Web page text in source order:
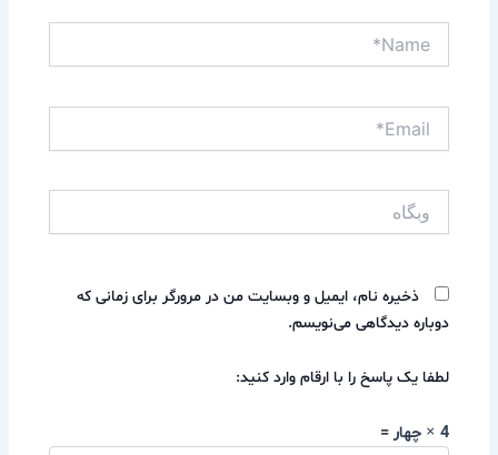
ذخیره نام، ایمیل و وبسایت من در مرورگر برای زمانی که
دوباره دیدگاهی می‌نویسم.
لطفا یک پاسخ را با ارقام وارد کنید:
4 × چهار =